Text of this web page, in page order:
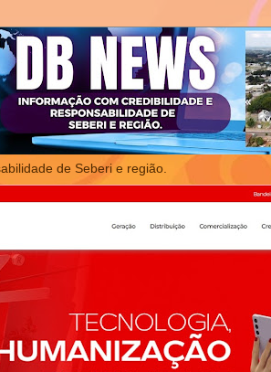
de Seberi e região.